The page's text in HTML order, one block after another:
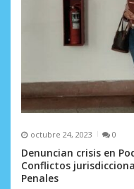
s
octubre 24, 2023 0
Denuncian crisis en
Conflictos
Penales